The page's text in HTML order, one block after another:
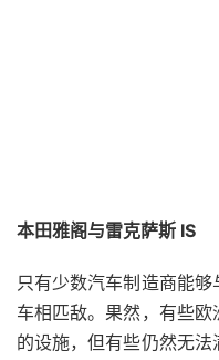
本田雅阁与雷克萨斯 IS
只有少数汽车制造商能
车相匹敌。果然，有些
的设施，但有些仍然无